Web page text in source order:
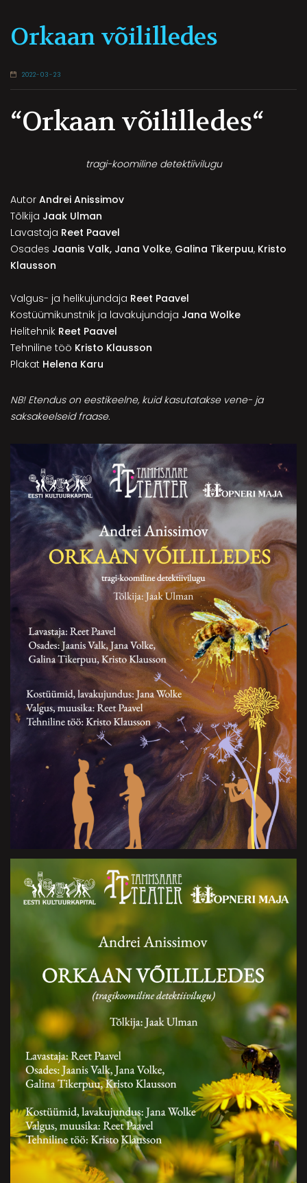
Orkaan võililledes
2022-03-23
“Orkaan võililledes“
tragi-koomiline detektiivilugu
Autor Andrei Anissimov
Tõlkija Jaak Ulman
Lavastaja Reet Paavel
Osades Jaanis Valk, Jana Volke, Galina Tikerpuu, Kristo
Klausson
Valgus- ja helikujundaja Reet Paavel
Kostüümikunstnik ja lavakujundaja Jana Wolke
Helitehnik Reet Paavel
Tehniline töö Kristo Klausson
Plakat Helena Karu
NB! Etendus on eestikeelne, kuid kasutatakse vene- ja
saksakeelseid fraase.